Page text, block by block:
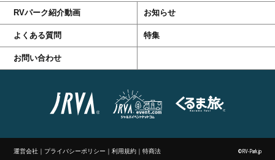
RVパーク紹介動画 お知らせ
よくある質問 特集
お問い合わせ
運営会社 ｜ プライバシーポリシー ｜利用規約 ｜特商法 ©RV-Park.jp